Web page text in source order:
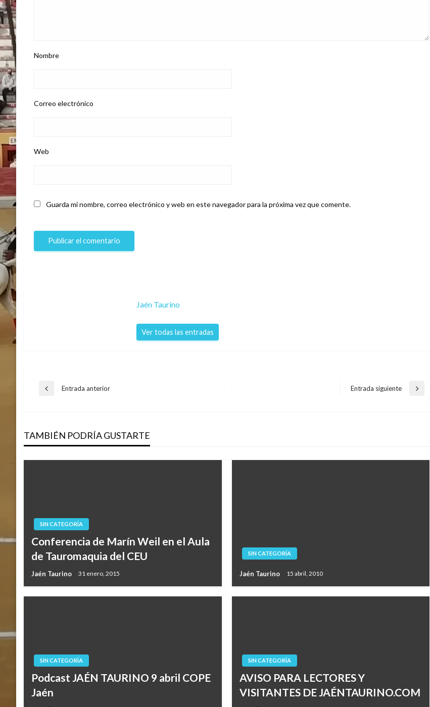
Nombre
Correo electrónico
Web
Guarda mi nombre, correo electrónico y web en este navegador para la próxima vez que comente.
Jaén Taurino
Ver todas las entradas
Navegación
entradas
Entrada
Entrada anterior
Entrada
Entrada siguiente
TAMBIÉN PODRÍA GUSTARTE
SIN CATEGORÍA
Conferencia de Marín Weil en el Aula
de Tauromaquia del CEU
Jaén Taurino 31 enero, 2015
SIN CATEGORÍA
Jaén Taurino 15 abril, 2010
SIN CATEGORÍA
Podcast JAÉN TAURINO 9 abril COPE
Jaén
SIN CATEGORÍA
AVISO PARA LECTORES Y
VISITANTES DE JAÉNTAURINO.COM